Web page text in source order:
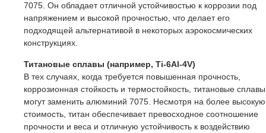
7075. Он обладает отличной устойчивостью к коррозии под
напряжением и высокой прочностью, что делает его
подходящей альтернативой в некоторых аэрокосмических
конструкциях.
Титановые сплавы (например, Ti-6Al-4V)
В тех случаях, когда требуется повышенная прочность,
коррозионная стойкость и термостойкость, титановые сплавы
могут заменить алюминий 7075. Несмотря на более высокую
стоимость, титан обеспечивает превосходное соотношение
прочности и веса и отличную устойчивость к воздействию